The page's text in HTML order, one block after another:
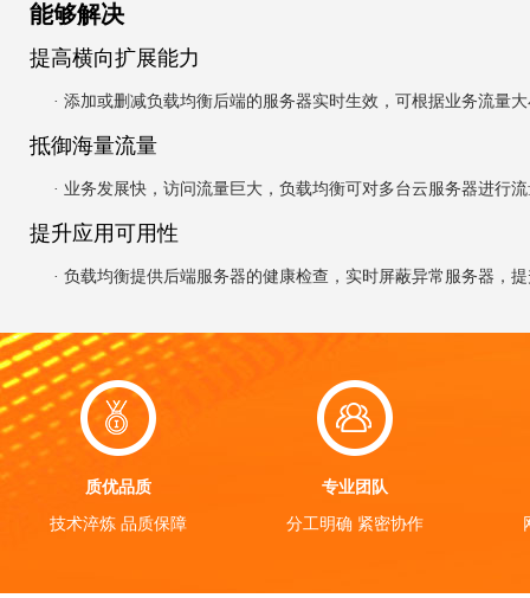
能够解决
提高横向扩展能力
· 添加或删减负载均衡后端的服务器实时生效，可根据业务流量
抵御海量流量
· 业务发展快，访问流量巨大，负载均衡可对多台云服务器进行
提升应用可用性
· 负载均衡提供后端服务器的健康检查，实时屏蔽异常服务器，
质优品质
技术淬炼 品质保障
专业团队
分工明确 紧密协作